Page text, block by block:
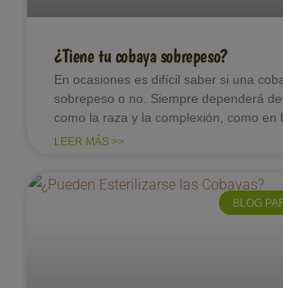
¿Tiene tu cobaya sobrepeso?
En ocasiones es difícil saber si una
sobrepeso o no. Siempre dependerá
como la raza y la complexión, como en
LEER MÁS >>
BLOG